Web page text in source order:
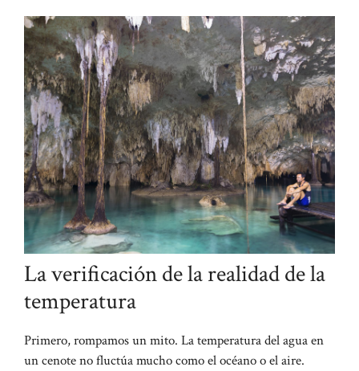
La verificación de la realidad de la
temperatura
Primero, rompamos un mito. La temperatura del agua en
un cenote no fluctúa mucho como el océano o el aire.